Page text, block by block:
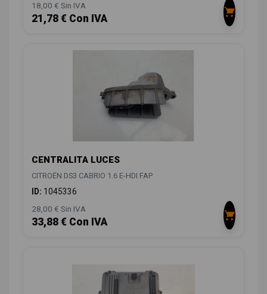
18,00 € Sin IVA
21,78 € Con IVA
CENTRALITA LUCES
CITROËN DS3 CABRIO 1.6 E-HDI FAP
ID: 1045336
28,00 € Sin IVA
33,88 € Con IVA